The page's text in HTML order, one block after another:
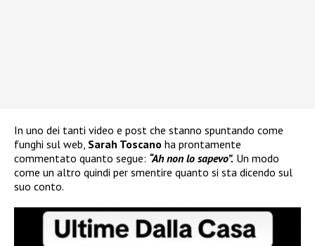
In uno dei tanti video e post che stanno spuntando come
funghi sul web, Sarah Toscano ha prontamente
commentato quanto segue: “Ah non lo sapevo”. Un modo
come un altro quindi per smentire quanto si sta dicendo sul
suo conto.